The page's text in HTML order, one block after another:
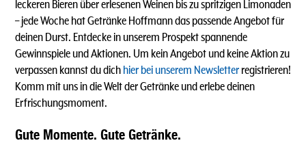
leckeren Bieren über erlesenen Weinen bis zu spritzigen Limonaden
–jede Woche hat Getränke Hoffmann das passende Angebot für
deinen Durst. Entdecke in unserem Prospekt spannende
Gewinnspiele und Aktionen. Um kein Angebot und keine Aktion zu
verpassen kannst du dich hier bei unserem Newsletter registrieren!
Komm mit uns in die Welt der Getränke und erlebe deinen
Erfrischungsmoment.
Gute Momente. Gute Getränke.